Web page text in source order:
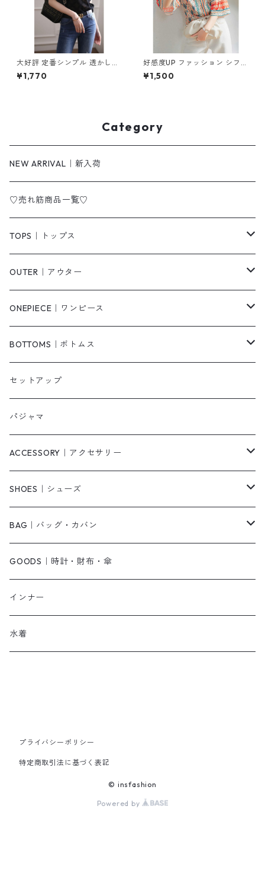
大好評 定番シンプル 透かし彫
り 半袖Tシャツ m-253
¥1,770
好感度UP ファッション シフォ
ン フレアスリーブ 7分袖 プリ
ント トップス m-246
¥1,500
Category
NEW ARRIVAL｜新入荷
♡売れ筋商品一覧♡
TOPS｜トップス
Tシャツ/カットソー
シャツ/ブラウス
ベスト/チョッキ
タンクトップ/キャミソール
スウェット/パーカー
ニット/セーター
ベアトップ・チューブトップ
その他
OUTER｜アウター
ジャケット/ブルゾン
コート
カーディガン
ダウンコート
その他
ONEPIECE｜ワンピース
柄
無地
ニットワンピース
ロングワンピース
シャツワンピース
キャミワンピース
オールインワン・サロペット
ジャンパースカート
その他
BOTTOMS｜ボトムス
パンツ・デニム
ショートパンツ
スカート
その他
セットアップ
パジャマ
ACCESSORY｜アクセサリー
ピアス・リング
ネックレス
ベルト
ブレスレット
帽子
ストール・マフラー
SHOES｜シューズ
パンプス
サンダル
ショートブーツ・ブーティ
ロングブーツ
その他
BAG｜バッグ・カバン
ショルダーバッグ
ハンドバッグ
リュック
その他
GOODS｜時計・財布・傘
インナー
水着
プライバシーポリシー
特定商取引法に基づく表記
© insfashion
Powered by